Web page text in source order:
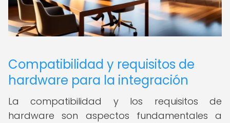
Compatibilidad y requisitos de
hardware para la integración
La compatibilidad y los requisitos de
hardware son aspectos fundamentales a